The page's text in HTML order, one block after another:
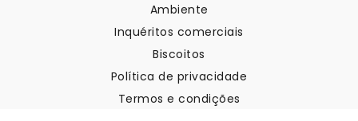
Ambiente
Inquéritos comerciais
Biscoitos
Política de privacidade
Termos e condições